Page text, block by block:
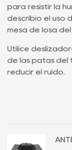
para resistir la
describió el uso
mesa de losa del
Utilice
de las patas del
reducir el ruido.